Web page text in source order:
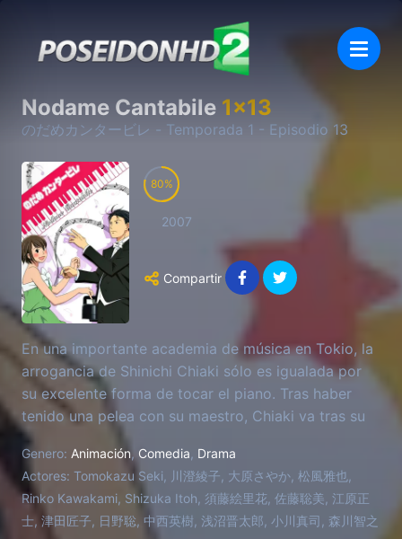
Nodame Cantabile 1x13
のだめカンタービレ - Temporada 1 - Episodio 13
80
2007
Compartir
En una importante academia de música en Tokio, la
arrogancia de Shinichi Chiaki sólo es igualada por
su excelente forma de tocar el piano. Tras haber
tenido una pelea con su maestro, Chiaki va tras su
sueño de ser director de orquesta, pero tiene
muchos problemas para relacionarse con sus
colegas estudiantes, y con sus fobias a volar en
avión y al mar, que le impiden salir de Japón a
cumplir sus sueños. Además todo lo empeora
Genero: Animación Comedia Drama
Actores: Tomokazu Seki, 川澄綾子, 大原さやか, 松風雅也,
Rinko Kawakami, Shizuka Itoh, 須藤絵里花, 佐藤聡美, 江原正
士, 津田匠子, 日野聡, 中西英樹, 浅沼晋太郎, 小川真司, 森川智之